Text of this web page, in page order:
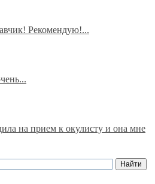
Рекомендую!...
на прием к окулисту и она мне